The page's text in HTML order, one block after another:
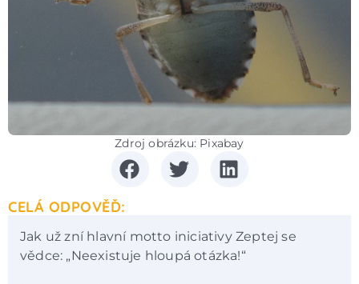
Zdroj obrázku: Pixabay
CELÁ ODPOVĚĎ:
Jak už zní hlavní motto iniciativy Zeptej se
vědce: „Neexistuje hloupá otázka!“